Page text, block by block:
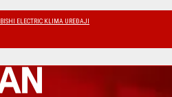
ELECTRIC KLIMA UREĐAJI